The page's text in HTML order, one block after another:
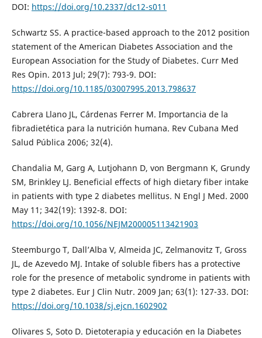
DOI: https://doi.org/10.2337/dc12-s011
Schwartz SS. A practice-based approach to the 2012 position
statement of the American Diabetes Association and the
European Association for the Study of Diabetes. Curr Med
Res Opin. 2013 Jul; 29(7): 793-9. DOI:
https://doi.org/10.1185/03007995.2013.798637
Cabrera Llano JL, Cárdenas Ferrer M. Importancia de la
fibradietética para la nutrición humana. Rev Cubana Med
Salud Pública 2006; 32(4).
Chandalia M, Garg A, Lutjohann D, von Bergmann K, Grundy
SM, Brinkley LJ. Beneficial effects of high dietary fiber intake
in patients with type 2 diabetes mellitus. N Engl J Med. 2000
May 11; 342(19): 1392-8. DOI:
https://doi.org/10.1056/NEJM200005113421903
Steemburgo T, Dall’Alba V, Almeida JC, Zelmanovitz T, Gross
JL, de Azevedo MJ. Intake of soluble fibers has a protective
role for the presence of metabolic syndrome in patients with
type 2 diabetes. Eur J Clin Nutr. 2009 Jan; 63(1): 127-33. DOI:
https://doi.org/10.1038/sj.ejcn.1602902
Olivares S, Soto D. Dietoterapia y educación en la Diabetes